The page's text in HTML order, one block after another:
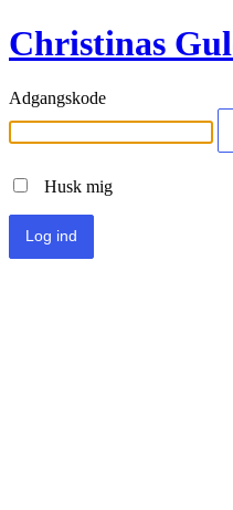
Christinas
Adgangskode
Husk mig